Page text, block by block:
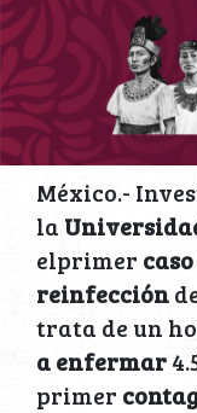
México.-
la
elprimer
reinfección
trata de un
a enfermar
primer